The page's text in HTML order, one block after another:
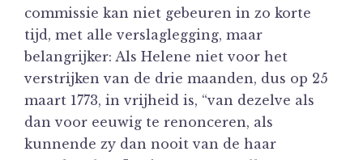
commissie kan niet gebeuren in zo korte
tijd, met alle verslaglegging, maar
belangrijker: Als Helene niet voor het
verstrijken van de drie maanden, dus op 25
maart 1773, in vrijheid is, “van dezelve als
dan voor eeuwig te renonceren, als
kunnende zy dan nooit van de haar